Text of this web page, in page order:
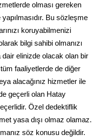
olması gereken
Bu sözleşme
koruyabilmenizi
bilgi sahibi olmanızı
dair elinizde olacak olan bir
faaliyetlerde de diğer
alacağınız hizmetler ile
geçerli olan Hatay
Özel dedektiflik
yasa dışı olmaz olamaz.
söz konusu değildir.